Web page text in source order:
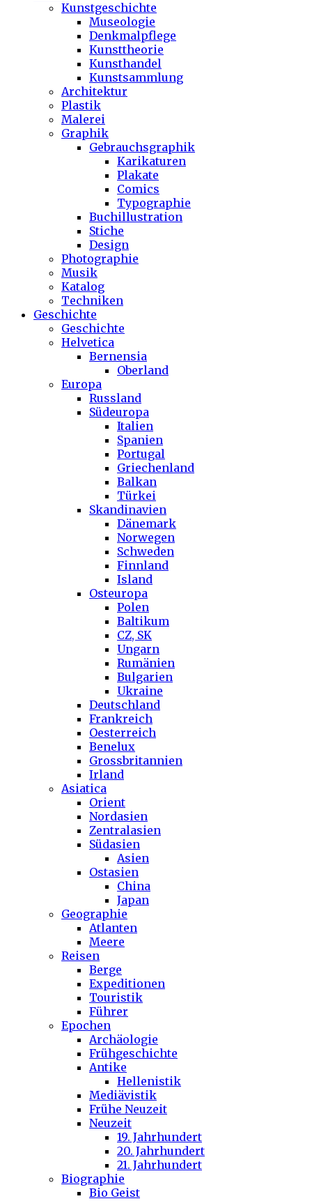
Kunstgeschichte
Museologie
Denkmalpflege
Kunsttheorie
Kunsthandel
Kunstsammlung
Architektur
Plastik
Malerei
Graphik
Gebrauchsgraphik
Karikaturen
Plakate
Comics
Typographie
Buchillustration
Stiche
Design
Photographie
Musik
Katalog
Techniken
Geschichte
Geschichte
Helvetica
Bernensia
Oberland
Europa
Russland
Südeuropa
Italien
Spanien
Portugal
Griechenland
Balkan
Türkei
Skandinavien
Dänemark
Norwegen
Schweden
Finnland
Island
Osteuropa
Polen
Baltikum
CZ, SK
Ungarn
Rumänien
Bulgarien
Ukraine
Deutschland
Frankreich
Oesterreich
Benelux
Grossbritannien
Irland
Asiatica
Orient
Nordasien
Zentralasien
Südasien
Asien
Ostasien
China
Japan
Geographie
Atlanten
Meere
Reisen
Berge
Expeditionen
Touristik
Führer
Epochen
Archäologie
Frühgeschichte
Antike
Hellenistik
Mediävistik
Frühe Neuzeit
Neuzeit
19. Jahrhundert
20. Jahrhundert
21. Jahrhundert
Biographie
Bio Geist